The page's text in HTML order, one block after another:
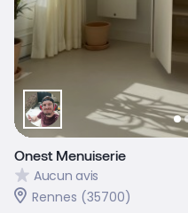
Onest Menuiserie
Aucun avis
Rennes (35700)